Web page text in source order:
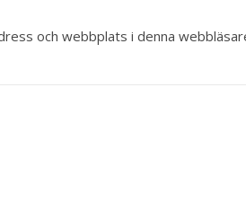
och webbplats i denna